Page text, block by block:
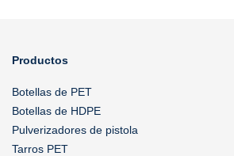
Productos
Botellas de PET
Botellas de HDPE
Pulverizadores de pistola
Tarros PET